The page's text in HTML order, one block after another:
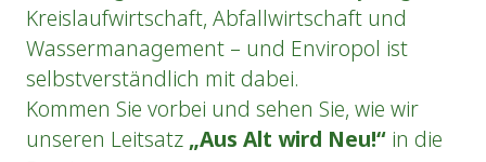
Kreislaufwirtschaft, Abfallwirtschaft und
Wassermanagement – und Enviropol ist
selbstverständlich mit dabei.
Kommen Sie vorbei und sehen Sie, wie wir
unseren Leitsatz „Aus Alt wird Neu!“ in die